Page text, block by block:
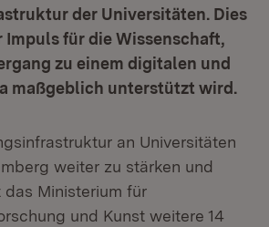
der Universitäten. Dies
für die Wissenschaft,
zu einem digitalen und
maßgeblich unterstützt wird.
an Universitäten
weiter zu stärken und
das Ministerium für
und Kunst weitere 14